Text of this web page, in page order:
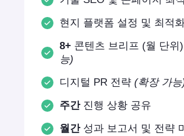
현지 플랫폼 설정 및 최적
8+ 콘텐츠 브리프 (월 단위)
능)
디지털 PR 전략 (확장 가능
주간진행 상황 공유
월간성과 보고서 및 전략